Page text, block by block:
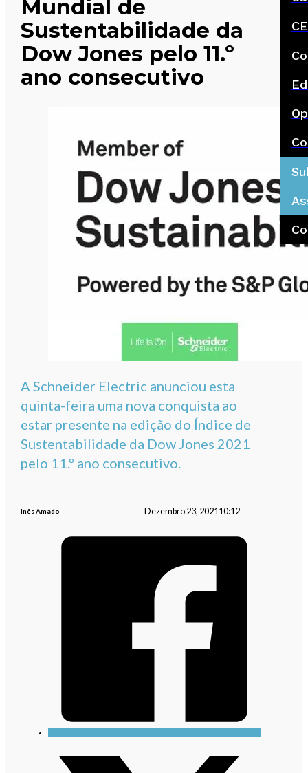
Mundial de
Sustentabilidade da
Dow Jones pelo 11.º
ano consecutivo
A Schneider Electric anunciou esta
quinta-feira uma nova conquista ao
estar presente na edição do Índice de
Sustentabilidade da Dow Jones 2021
pelo 11.º ano consecutivo.
Inês Amado Dezembro 23, 2021 10:12